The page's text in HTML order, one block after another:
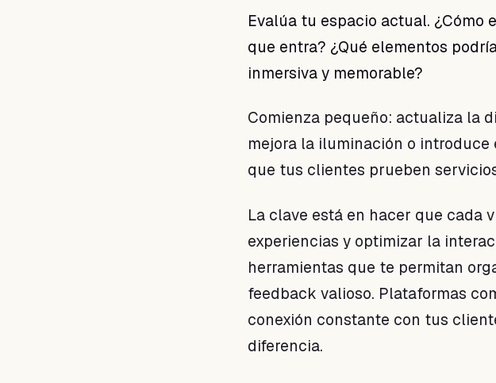
Evalúa tu espacio actual. ¿Cómo
que entra? ¿Qué elementos
inmersiva y memorable?
Comienza pequeño: actualiza la
mejora la iluminación o
que tus clientes prueben
La clave está en hacer que cada
experiencias y optimizar la
herramientas que te permitan
feedback valioso. Plataformas
conexión constante con tus
diferencia.